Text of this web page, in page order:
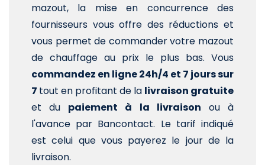
mazout, la mise en concurrence des
fournisseurs vous offre des réductions et
vous permet de commander votre mazout
de chauffage au prix le plus bas. Vous
commandez en ligne 24h/4 et 7 jours sur
7 tout en profitant de la livraison gratuite
et du paiement à la livraison ou à
l'avance par Bancontact. Le tarif indiqué
est celui que vous payerez le jour de la
livraison.